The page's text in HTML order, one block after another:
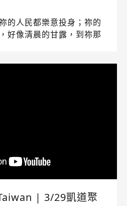
的人民都樂意投身；祢的
好像清晨的甘露，到祢那
| 3/29凱道聚